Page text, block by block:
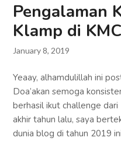
Pengalaman
Klamp di KMC
January 8, 2019
Yeaay, alhamdulillah ini
Doa’akan semoga
berhasil ikut challenge
akhir tahun lalu, saya
dunia blog di tahun 2019